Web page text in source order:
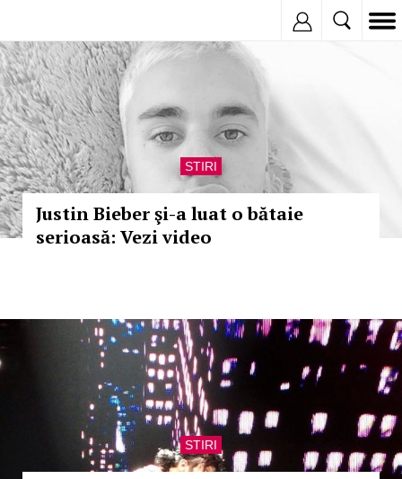
STIRI
Justin Bieber şi-a luat o bătaie
serioasă: Vezi video
STIRI